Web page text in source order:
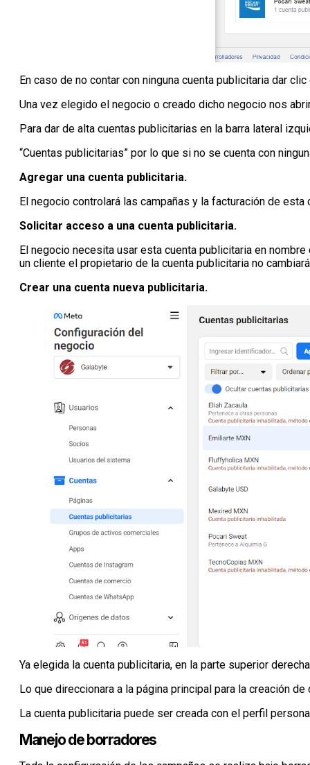
En caso de no contar con ninguna cuenta publicitaria dar
Una vez elegido el negocio o creado dicho negocio nos
Para dar de alta cuentas publicitarias en la barra lateral
“Cuentas publicitarias” por lo que si no se cuenta con
Agregar una cuenta publicitaria.
El negocio controlará las campañas y la facturación de
Solicitar acceso a una cuenta publicitaria.
El negocio necesita usar esta cuenta publicitaria en
un cliente el propietario de la cuenta publicitaria no
Crear una cuenta nueva publicitaria.
Ya elegida la cuenta publicitaria, en la parte superior
Lo que direccionara a la página principal para la creación de
La cuenta publicitaria puede ser creada con el perfil
Manejo de borradores